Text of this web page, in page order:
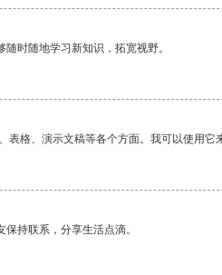
时随地学习新知识，拓宽视野。
格、演示文稿等各个方面。我可以使用它
持联系，分享生活点滴。